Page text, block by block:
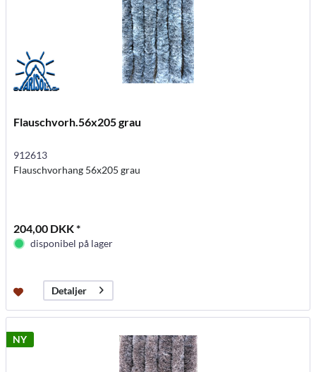
Flauschvorh.56x205 grau
912613
Flauschvorhang 56x205 grau
204,00 DKK *
disponibel på lager
Detaljer
NY